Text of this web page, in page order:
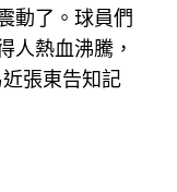
動了。球員們
人熱血沸騰，
張東告知記